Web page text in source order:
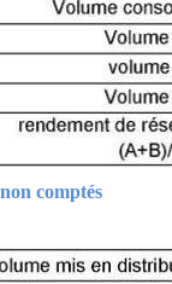
comptés